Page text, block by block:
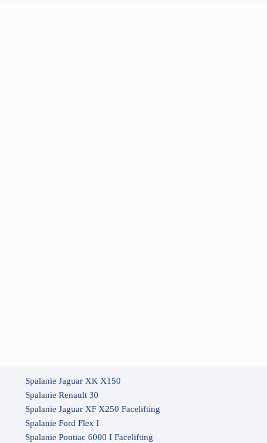
Spalanie Jaguar XK X150
Spalanie Renault 30
Spalanie Jaguar XF X250 Facelifting
Spalanie Ford Flex I
Spalanie Pontiac 6000 I Facelifting